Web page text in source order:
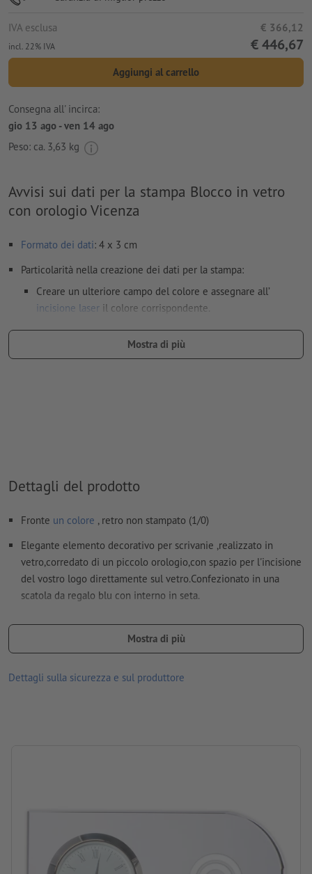
IVA esclusa € 366,12
incl. 22% IVA € 446,67
Aggiungi al carrello
Consegna all' incirca:
gio 13 ago - ven 14 ago
Peso: ca. 3,63 kg
Avvisi sui dati per la stampa Blocco in vetro
con orologio Vicenza
Formato dei dati: 4 x 3 cm
Particolarità nella creazione dei dati per la stampa:
Creare un ulteriore campo del colore e assegnare all’
incisione laser il colore corrispondente.
denominazione del campo del colore: “Laser”
sono ritenuti idonei
dati vettoriali si trovano nel nostro Centro assistenza.
Non correggiamoerrori di ortografia e sintassi
Come si creano correttamente i dati di stampa?
Mostra di più
Dettagli del prodotto
Fronte un colore , retro non stampato (1/0)
Elegante elemento decorativo per scrivanie ,realizzato in
vetro,corredato di un piccolo orologio,con spazio per l'incisione
del vostro logo direttamente sul vetro.Confezionato in una
scatola da regalo blu con interno in seta.
scatola blu con fodera in satin
possono differire dai colori reali del prodotto per via delle
Mostra di più
Dettagli sulla sicurezza e sul produttore